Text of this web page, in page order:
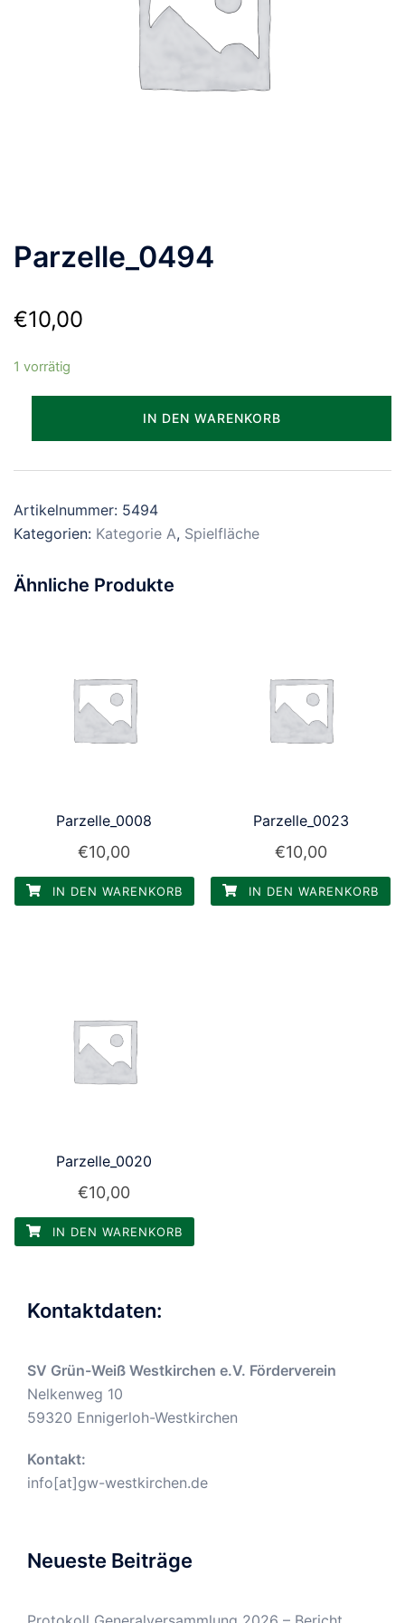
Parzelle_0494
€10,00
1 vorrätig
IN DEN WARENKORB
Artikelnummer: 5494
Kategorien: Kategorie A, Spielfläche
Ähnliche Produkte
Parzelle_0008
€10,00
IN DEN WARENKORB
Parzelle_0023
€10,00
IN DEN WARENKORB
Parzelle_0020
€10,00
IN DEN WARENKORB
Kontaktdaten:
SV Grün-Weiß Westkirchen e.V. Förderverein
Nelkenweg 10
59320 Ennigerloh-Westkirchen
Kontakt:
info[at]gw-westkirchen.de
Neueste Beiträge